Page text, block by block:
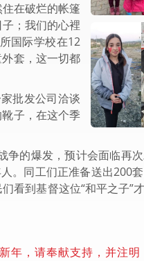
在破烂的帐篷
；我们的心裡
国际学校在12
套，这一切都
批发公司洽谈
子，在这个季
争的爆发，预计会面临再
。同工们正准备送出200
看到基督这位“和平之子”
年，请奉献支持，并注明